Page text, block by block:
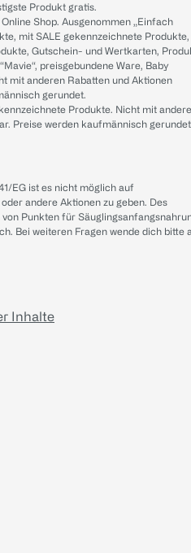
Produkt gratis.
Shop. Ausgenommen „Einfach
mit SALE gekennzeichnete Produkte,
Gutschein- und Wertkarten,
preisgebundene Ware, Baby
mit anderen Rabatten und Aktionen
gerundet.
Produkte. Nicht mit
Preise werden kaufmännisch
EG ist es nicht möglich auf
andere Aktionen zu geben. Des
Punkten für
Bei weiteren Fragen wende dich bitte
Inhalte